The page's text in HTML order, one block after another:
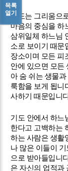
기도는 그리움으
마음의 중심을 하
삼위일체 하느님
소로 보이기 때문
장소이며 모든 피
안에 있으면 모든
아 숨 쉬는 생물
룩함을 보게 됩니
사하기 때문입니
기도 안에서 하느
한다고 고백하는
하는 사람은 생활
나 많은 이들이
으로 받아들입니
은 자신의 업적과
목록
열기